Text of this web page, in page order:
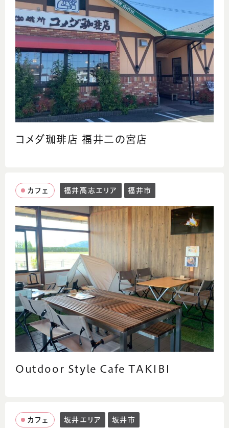
コメダ珈琲店 福井二の宮店
カフェ 福井高志エリア 福井市
Outdoor Style Cafe TAKIBI
カフェ 坂井エリア 坂井市